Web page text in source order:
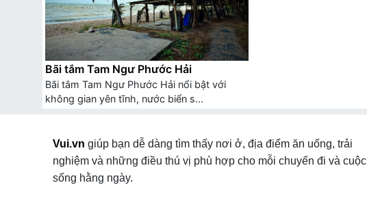
Bãi tắm Tam Ngư Phước Hải
Bãi tắm Tam Ngư Phước Hải nổi bật với
không gian yên tĩnh, nước biển s...
Vui.vn giúp bạn dễ dàng tìm thấy nơi ở, địa điểm ăn uống, trải
nghiệm và những điều thú vị phù hợp cho mỗi chuyến đi và cuộc
sống hằng ngày.